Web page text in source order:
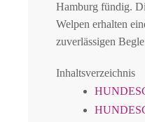
Hamburg fündig.
Welpen erhalten
zuverlässigen
Inhaltsverzeichnis